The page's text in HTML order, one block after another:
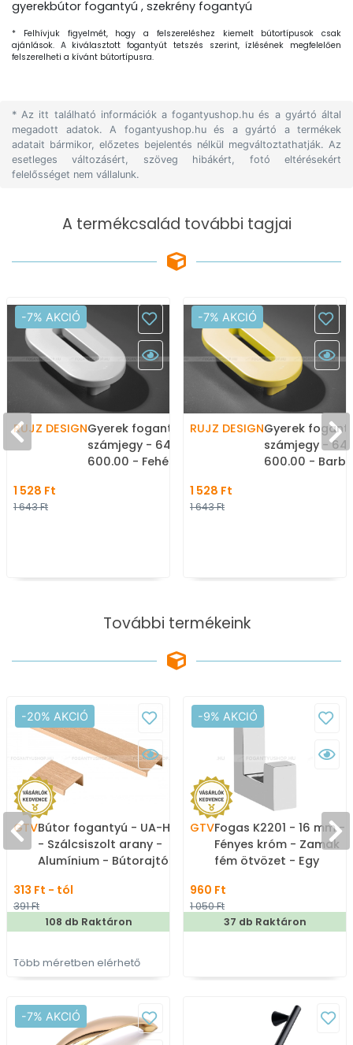
gyerekbútor fogantyú , szekrény fogantyú
* Felhívjuk figyelmét, hogy a felszereléshez kiemelt bútortípusok csak
ajánlások. A kiválasztott fogantyút tetszés szerint, ízlésének megfelelően
felszerelheti a kívánt bútortípusra.
* Az itt található információk a fogantyushop.hu és a gyártó által
megadott adatok. A fogantyushop.hu és a gyártó a termékek
adatait bármikor, előzetes bejelentés nélkül megváltoztathatják. Az
esetleges változásért, szöveg hibákért, fotó eltérésekért
felelősséget nem vállalunk.
A termékcsalád további tagjai
-7% AKCIÓ
RUJZ DESIGNGyerek fogantyú szám, 0
számjegy - 64 mm -
600.00 - Fehér -
gyerekbútor fogantyú
1 528 Ft
1 643 Ft
-7% AKCIÓ
RUJZ DESIGNGyerek
számjegy - 64
600.00 -
1 528 Ft
1 643 Ft
További termékeink
-20% AKCIÓ
GTVBútor fogantyú - UA-HEXI
- Szálcsiszolt arany -
Alumínium - Bútorajtó
fém fogantyú
313 Ft - tól
391 Ft
108 db Raktáron
Több méretben elérhető
-9% AKCIÓ
GTVFogas K2201 - 16 mm -
Fényes króm - Zamak
fém ötvözet - Egy
960 Ft
1 050 Ft
37 db Raktáron
-7% AKCIÓ